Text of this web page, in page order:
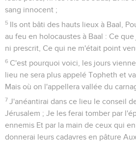
sang innocent ;
5 Ils ont bâti des hauts lieux à Baal,
au feu en holocaustes à Baal : Ce
ni prescrit, Ce qui ne m'était point
6 C'est pourquoi voici, les jours
lieu ne sera plus appelé Topheth et
Mais où on l'appellera vallée du
7 J'anéantirai dans ce lieu le conseil
Jérusalem ; Je les ferai tomber par
ennemis Et par la main de ceux qui
donnerai leurs cadavres en pâture